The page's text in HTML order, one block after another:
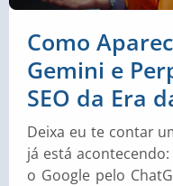
Como
Gemini e
SEO da Era
Deixa eu te contar
já está
o Google pelo